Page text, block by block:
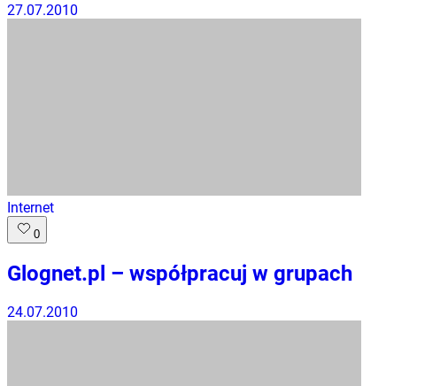
27.07.2010
Internet
0
Glognet.pl – współpracuj w grupach
24.07.2010